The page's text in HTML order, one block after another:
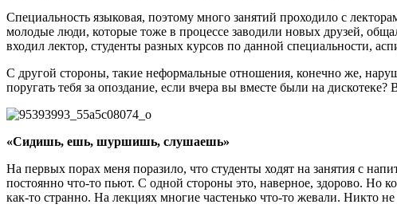
Специальность языковая, поэтому много занятий проходило с
молодые люди, которые тоже в процессе заводили новых друзей,
входил лектор, студенты разных курсов по данной специальности,
С другой стороны, такие неформальные отношения, конечно же,
поругать тебя за опоздание, если вчера вы вместе были на
«Сидишь, ешь, шуршишь, слушаешь»
На первых порах меня поразило, что студенты ходят на занятия с
постоянно что-то пьют. С одной стороны это, наверное, здорово. Но
как-то странно. На лекциях многие частенько что-то жевали.